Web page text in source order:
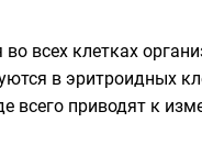
всех клетках
в эритроидных
всего приводят к